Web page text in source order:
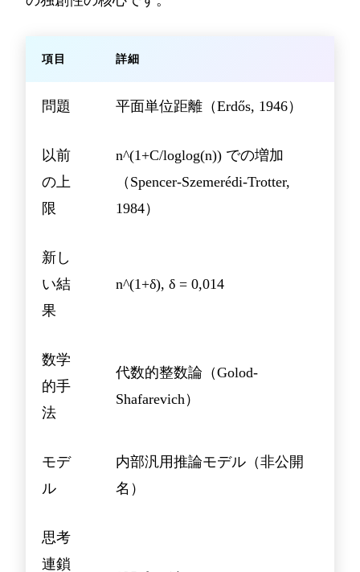
項目 詳細
問題 平面単位距離（Erdős, 1946）
以前
の上
限
n^(1+C/loglog(n)) での増加
（Spencer-Szemerédi-Trotter,
1984）
新し
い結
果
n^(1+δ), δ = 0,014
数学
的手
法
代数的整数論（Golod-
Shafarevich）
モデ
ル
内部汎用推論モデル（非公開
名）
思考
連鎖